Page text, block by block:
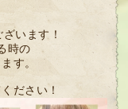
います！
時の
す。
ださい！